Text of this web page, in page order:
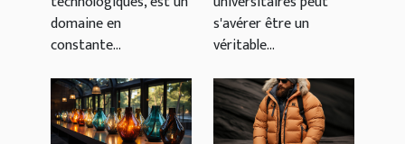
domaine en
constante...
s'avérer être un
véritable...